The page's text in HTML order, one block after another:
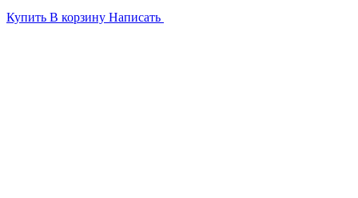
Купить В корзину Написать